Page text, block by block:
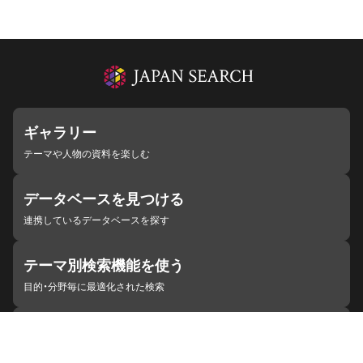
ギャラリー
テーマや人物の資料を楽しむ
データベースを見つける
連携しているデータベースを探す
テーマ別検索機能を使う
目的・分野毎に最適化された検索